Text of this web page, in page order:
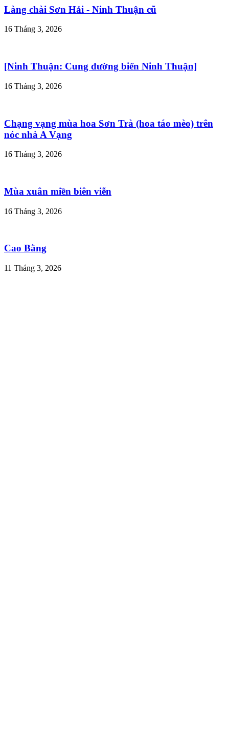
Làng chài Sơn Hải - Ninh Thuận cũ
16 Tháng 3, 2026
[Ninh Thuận: Cung đường biển Ninh Thuận]
16 Tháng 3, 2026
Chạng vạng mùa hoa Sơn Trà (hoa táo mèo) trên
nóc nhà A Vạng
16 Tháng 3, 2026
Mùa xuân miền biên viễn
16 Tháng 3, 2026
Cao Bằng
11 Tháng 3, 2026